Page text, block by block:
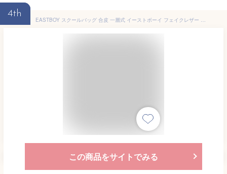
4th
EASTBOY スクールバッグ 合皮 一層式 イーストボーイ フェイクレザー チョコレート ブラック 茶 黒 スクバ 通学鞄 サブバッグ 合成皮革 4209305
この商品をサイトでみる